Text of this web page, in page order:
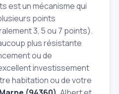
est un mécanisme qui
points
3, 5 ou 7 points).
plus résistante
ou de
investissement
habitation ou de votre